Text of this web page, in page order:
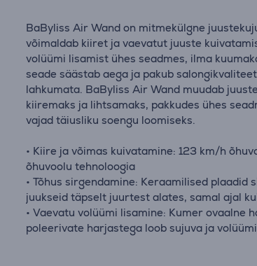
BaByliss Air Wand on mitmekülgne
võimaldab kiiret ja vaevatut juuste
volüümi lisamist ühes seadmes, ilma
seade säästab aega ja pakub
lahkumata. BaByliss Air Wand muudab
kiiremaks ja lihtsamaks, pakkudes ühes
vajad täiusliku soengu loomiseks.
• Kiire ja võimas kuivatamine: 123 km/h
õhuvoolu tehnoloogia
• Tõhus sirgendamine: Keraamilised plaadid
juukseid täpselt juurtest alates, samal ajal
• Vaevatu volüümi lisamine: Kumer ovaalne
poleerivate harjastega loob sujuva ja